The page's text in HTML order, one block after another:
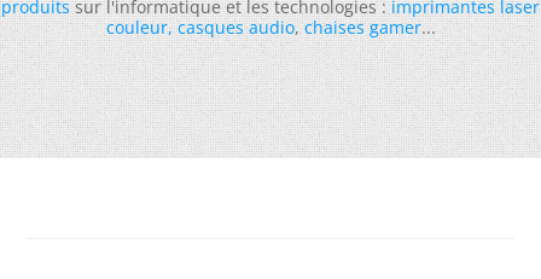
produitssur l'informatique et les technologies :imprimantes laser
couleur,casques audio,chaises gamer...